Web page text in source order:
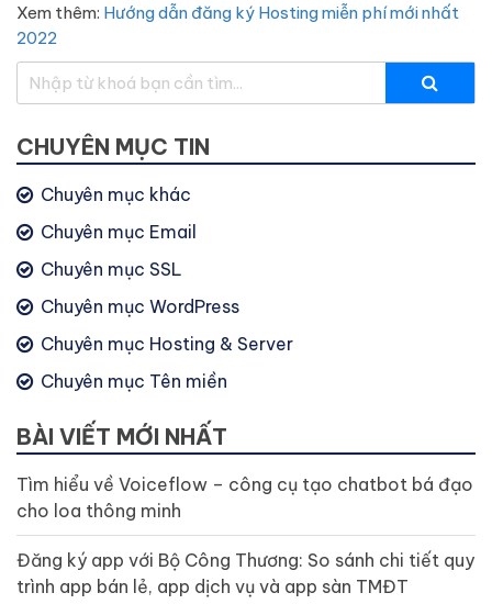
Xem thêm: Hướng dẫn đăng ký Hosting miễn phí mới nhất
2022
CHUYÊN MỤC TIN
Chuyên mục khác
Chuyên mục Email
Chuyên mục SSL
Chuyên mục WordPress
Chuyên mục Hosting & Server
Chuyên mục Tên miền
BÀI VIẾT MỚI NHẤT
Tìm hiểu về Voiceflow – công cụ tạo chatbot bá đạo
cho loa thông minh
Đăng ký app với Bộ Công Thương: So sánh chi tiết quy
trình app bán lẻ, app dịch vụ và app sàn TMĐT